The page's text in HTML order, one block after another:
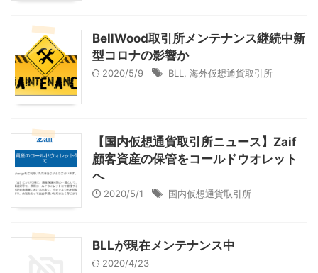
BellWood取引所メンテナンス継続中新
型コロナの影響か
2020/5/9 BLL 海外仮想通貨取引所
【国内仮想通貨取引所ニュース】Zaif
顧客資産の保管をコールドウオレット
へ
2020/5/1 国内仮想通貨取引所
BLLが現在メンテナンス中
2020/4/23